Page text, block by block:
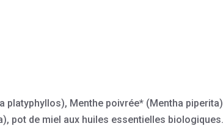
platyphyllos), Menthe poivrée* (Mentha
pot de miel aux huiles essentielles